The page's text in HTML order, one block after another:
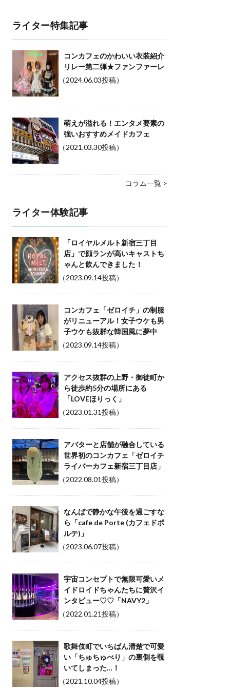
ライター特集記事
コンカフェのかわいい衣装紹介
リレー第二弾★ファンファーレ
（2024.06.03投稿）
萌えが溢れる！エンタメ要素の
強いおすすめメイドカフェ
（2021.03.30投稿）
コラム一覧 >
ライター体験記事
「ロイヤルメルト新宿三丁目
店」で顔ランが高いキャストち
ゃんと飲んできました！
（2023.09.14投稿）
コンカフェ「ゼロイチ」の制服
がリニューアル！女子ウケも男
子ウケも抜群な韓国風に夢中
（2023.09.14投稿）
アクセス抜群の上野・御徒町か
ら徒歩約5分の場所にある
「LOVEほりっく」
（2023.01.31投稿）
アバターと店舗が融合している
世界初のコンカフェ「ゼロイチ
ライバーカフェ新宿三丁目店」
（2022.08.01投稿）
なんばで静かな午後を過ごすな
ら「cafe de Porte (カフェドポ
ルテ)」
（2023.06.07投稿）
宇宙コンセプトで無限可愛いメ
イドロイドちゃんたちに贅沢イ
ンタビュー♡♡「NAVY2」
（2022.01.21投稿）
歌舞伎町でいちばん清楚で可愛
い「ちゅちゅべり」の裏側を覗
いてしまった…！
（2021.10.04投稿）